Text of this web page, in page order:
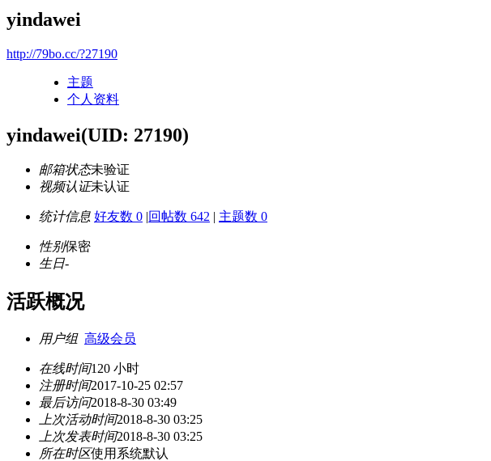
yindawei
http://79bo.cc/?27190
主题
个人资料
yindawei(UID: 27190)
邮箱状态未验证
视频认证未认证
统计信息 好友数 0 |回帖数 642 | 主题数 0
性别保密
生日-
活跃概况
用户组 高级会员
在线时间120 小时
注册时间2017-10-25 02:57
最后访问2018-8-30 03:49
上次活动时间2018-8-30 03:25
上次发表时间2018-8-30 03:25
所在时区使用系统默认